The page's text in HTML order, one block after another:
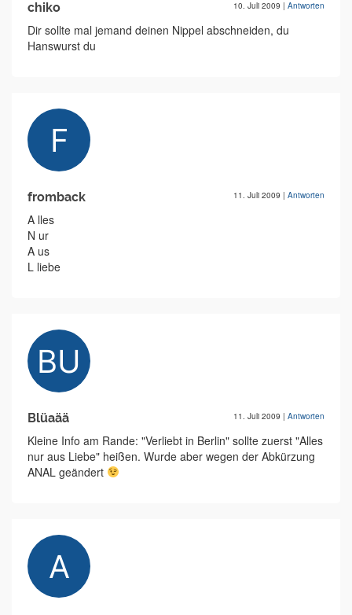
chiko 10. Juli 2009 | Antworten
Dir sollte mal jemand deinen Nippel abschneiden, du
Hanswurst du
fromback 11. Juli 2009 | Antworten
A lles
N ur
A us
L liebe
Blüaää 11. Juli 2009 | Antworten
Kleine Info am Rande: "Verliebt in Berlin" sollte zuerst "Alles
nur aus Liebe" heißen. Wurde aber wegen der Abkürzung
ANAL geändert